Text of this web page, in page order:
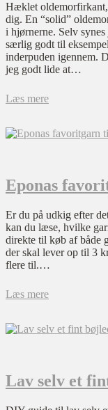
Hæklet
dig. En “solid”
i hjørnerne. Selv
særlig godt til
inderpuden igennem.
jeg godt lide at…
Læs mere
Eponas
Er du på udkig efter
kan du læse, hvilke
direkte til køb af både
der skal lever op til 3
flere til.…
Læs mere
Lav selv et